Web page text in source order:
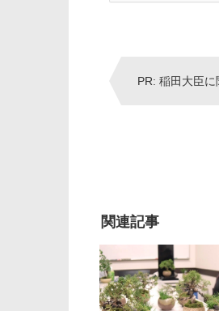
Post
関連記事